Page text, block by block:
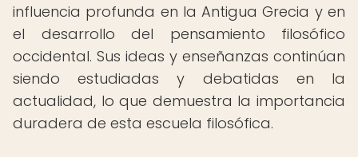
influencia profunda en la Antigua Grecia y en
el desarrollo del pensamiento filosófico
occidental. Sus ideas y enseñanzas continúan
siendo estudiadas y debatidas en la
actualidad, lo que demuestra la importancia
duradera de esta escuela filosófica.